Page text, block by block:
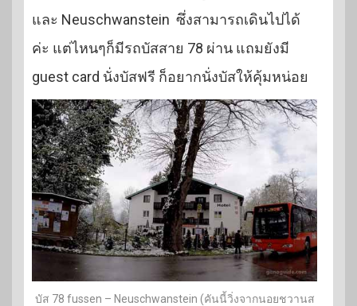
และ Neuschwanstein ซึ่งสามารถเดินไปได้
ค่ะ แต่ไหนๆก็มีรถบัสสาย 78 ผ่าน แถมยังมี
guest card นั่งบัสฟรี ก็อยากนั่งบัสให้คุ้มหน่อย
บัส 78 fussen – Neuschwanstein (คันนี้วิ่งจากนอยชวานส